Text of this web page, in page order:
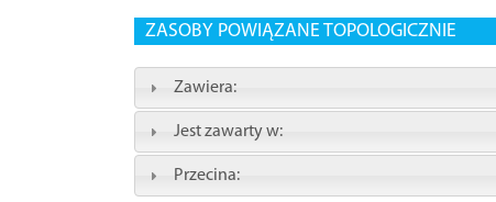
ZASOBY POWIĄZANE TOPOLOGICZNIE
Zawiera:
Jest zawarty w:
Przecina: